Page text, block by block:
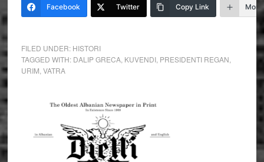
Facebook Twitter Copy Link More
FILED UNDER: HISTORI
TAGGED WITH: DALIP GRECA, KUVENDI, PRESIDENTI REGAN
URIM VATRA